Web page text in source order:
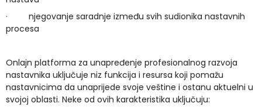
· njegovanje saradnje između svih sudionika nastavnih
procesa
Onlajn platforma za unapređenje profesionalnog razvoja
nastavnika uključuje niz funkcija i resursa koji pomažu
nastavnicima da unaprijede svoje veštine i ostanu aktuelni u
svojoj oblasti. Neke od ovih karakteristika uključuju: